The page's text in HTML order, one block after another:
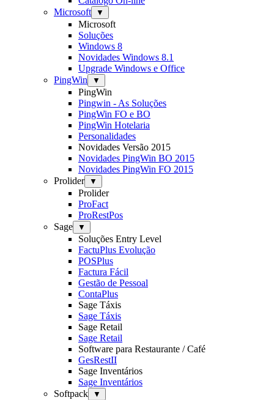
Microsoft
▼
Microsoft
Soluções
Windows 8
Novidades Windows 8.1
Upgrade Windows e Office
PingWin
▼
PingWin
Pingwin - As Soluções
PingWin FO e BO
PingWin Hotelaria
Personalidades
Novidades Versão 2015
Novidades PingWin BO 2015
Novidades PingWin FO 2015
Prolider
▼
Prolider
ProFact
ProRestPos
Sage
▼
Soluções Entry Level
FactuPlus Evolução
POSPlus
Factura Fácil
Gestão de Pessoal
ContaPlus
Sage Táxis
Sage Táxis
Sage Retail
Sage Retail
Software para Restaurante / Café
GesRestII
Sage Inventários
Sage Inventários
Softpack
▼